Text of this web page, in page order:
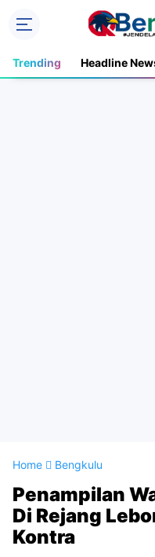
Trending Headline
Home Bengkulu
Penampilan
Di Rejang
Kontra